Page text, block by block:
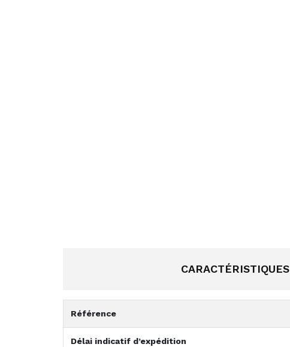
CARACTÉRISTIQUES
Référence
Délai indicatif d’expédition